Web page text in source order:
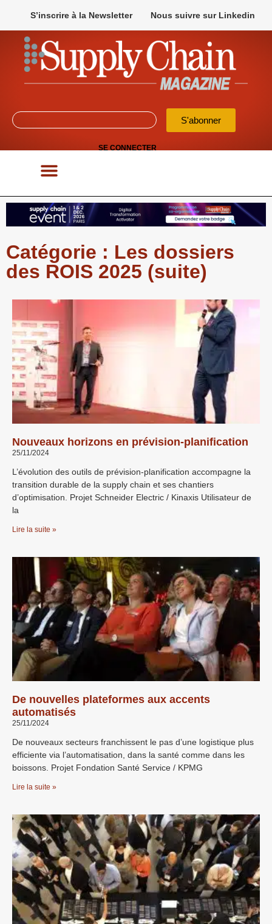
S’inscrire à la Newsletter Nous suivre sur Linkedin
S'abonner
SE CONNECTER
Catégorie : Les dossiers
des ROIS 2025 (suite)
Nouveaux horizons en prévision-planification
25/11/2024
L’évolution des outils de prévision-planification accompagne la
transition durable de la supply chain et ses chantiers
d’optimisation. Projet Schneider Electric / Kinaxis Utilisateur de
la
Lire la suite »
De nouvelles plateformes aux accents
automatisés
25/11/2024
De nouveaux secteurs franchissent le pas d’une logistique plus
efficiente via l’automatisation, dans la santé comme dans les
boissons. Projet Fondation Santé Service / KPMG
Lire la suite »